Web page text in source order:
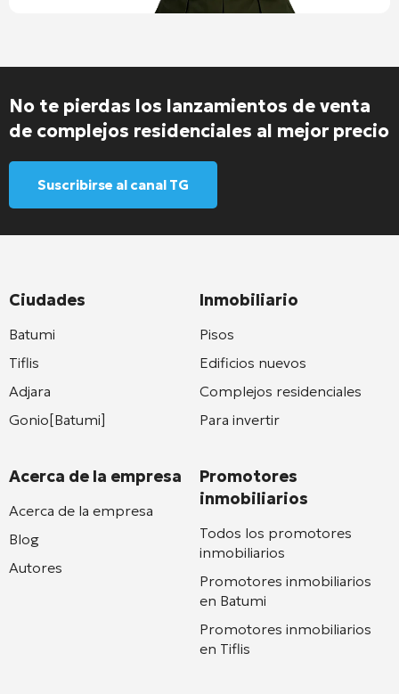
No te pierdas los lanzamientos de venta
de complejos residenciales al mejor precio
Suscribirse al canal TG
Ciudades
Batumi
Tiflis
Adjara
Gonio[Batumi]
Acerca de la empresa
Acerca de la empresa
Blog
Autores
Inmobiliario
Pisos
Edificios nuevos
Complejos residenciales
Para invertir
Promotores
inmobiliarios
Todos los promotores
inmobiliarios
Promotores inmobiliarios
en Batumi
Promotores inmobiliarios
en Tiflis